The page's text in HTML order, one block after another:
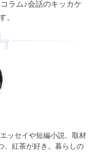
ラム♪会話のキッカケ
。
ッセイや短編小説、取材
、紅茶が好き。暮らしの